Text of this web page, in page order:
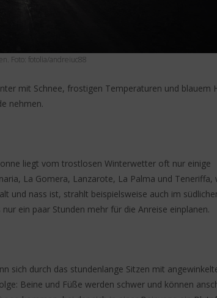
Foto: fotolia/andreiuc88
mit Schnee, frostigen Temperaturen und blauem
nehmen.
liegt vom trostlosen Winterwetter oft nur einige
La Gomera, Lanzarote, La Palma und Teneriffa,
und nass ist, strahlt beispielsweise auch im
ein paar Stunden mehr für die Anreise einplanen.
sich durch das stundenlange Sitzen mit
Beine und Füße werden schwer und können